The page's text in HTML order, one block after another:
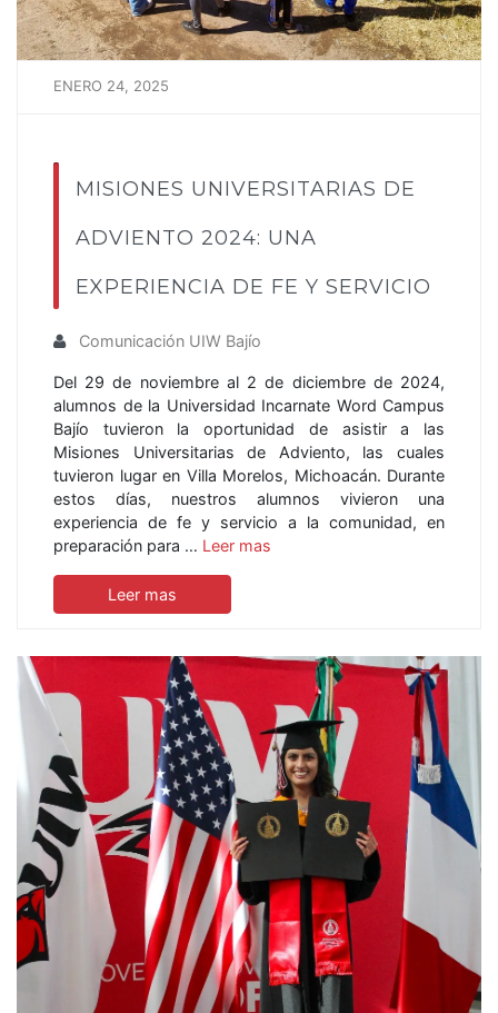
ENERO 24, 2025
MISIONES UNIVERSITARIAS DE
ADVIENTO 2024: UNA
EXPERIENCIA DE FE Y SERVICIO
Comunicación UIW Bajío
Del 29 de noviembre al 2 de diciembre de 2024,
alumnos de la Universidad Incarnate Word Campus
Bajío tuvieron la oportunidad de asistir a las
Misiones Universitarias de Adviento, las cuales
tuvieron lugar en Villa Morelos, Michoacán. Durante
estos días, nuestros alumnos vivieron una
experiencia de fe y servicio a la comunidad, en
preparación para … Leer mas
Leer mas